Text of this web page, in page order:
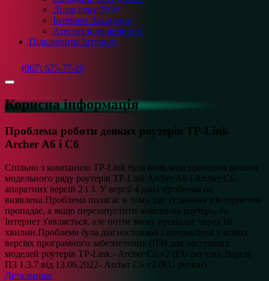
Лідер року 2018
Інтернет Асоціація
Атестат відповідності
Підключити Інтернет
(067) 675-77-10
Корисна інформація
Проблема роботи деяких роутерів TP-Link
Archer A6 і C6
Спільно з компанією TP-Link була виявлена проблема роботи
модельного ряду роутерів TP-Link Archer A6 і Archer C6
апаратних версій 2 і 3. У версії 4 дана проблема не
виявлена.Проблема полягає в тому, що з'єднання з Інтернетом
пропадає, а якщо перезапустити живлення роутера, то
Інтернет з'являється, але потім знову пропадає через 10
хвилин.Проблема була діагностована і виправлена у нових
версіях програмного забезпечення (ПЗ) для наступних
моделей роутерів TP-Link:- Archer C6 v2 (EU регіон). Версія
ПЗ 1.3.7 від 13.06.2022- Archer C6 v2 (RU регіон)
Детальніше